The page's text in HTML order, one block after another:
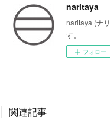
naritaya
naritaya (ナ
す。
フォロー
関連記事